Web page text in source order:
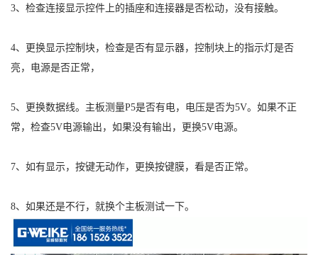
3、检查连接显示控件上的插座和连接器是否松动，没有接触。
4、更换显示控制块，检查是否有显示器，控制块上的指示灯是否
亮，电源是否正常，
5、更换数据线。 主板测量P5是否有电，电压是否为5V。如果不正
常，检查5V电源输出，如果没有输出，更换5V电源。
7、如有显示，按键无动作，更换按键膜，看是否正常。
8、如果还是不行，就换个主板测试一下。